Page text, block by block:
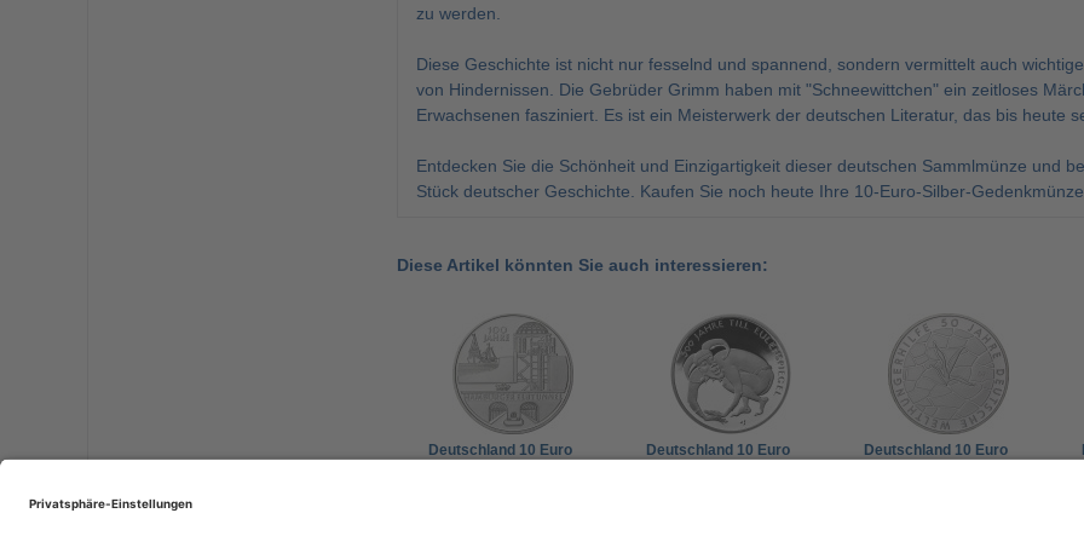
zu werden.
Diese Geschichte ist nicht nur fesselnd und spannend, sondern vermittelt auch
von Hindernissen. Die Gebrüder Grimm haben mit "Schneewittchen" ein zeitloses
Erwachsenen fasziniert. Es ist ein Meisterwerk der deutschen Literatur, das bis heute
Entdecken Sie die Schönheit und Einzigartigkeit dieser deutschen Sammlmünze und
Stück deutscher Geschichte. Kaufen Sie noch heute Ihre 10-Euro-Silber-
Diese Artikel könnten Sie auch interessieren:
Deutschland 10 Euro
Deutschland 10 Euro
Deutschland 10 Euro